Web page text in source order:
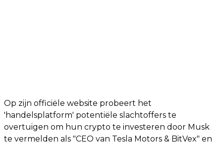
Op zijn officiële website probeert het
'handelsplatform' potentiële slachtoffers te
overtuigen om hun crypto te investeren door Musk
te vermelden als "CEO van Tesla Motors & BitVex" en